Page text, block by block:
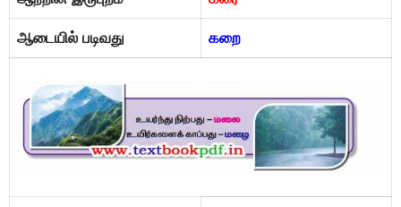
ஆடையில் படிவது கறை